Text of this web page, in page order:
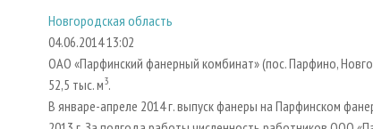
Новгородская область
04.06.2014 13:02
ОАО «Парфинский фанерный комбинат» (пос. Парфино,
52,5 тыс. м3.
В январе-апреле 2014 г. выпуск фанеры на Парфинском